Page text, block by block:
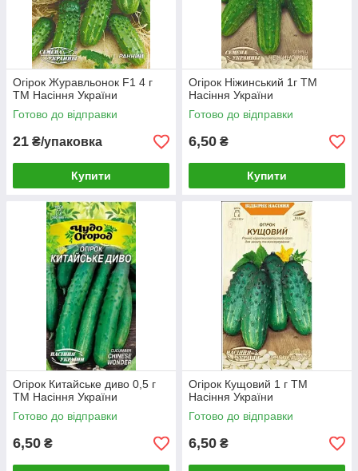
Огірок Журавльонок F1 4 г
ТМ Насіння України
Готово до відправки
21 ₴/упаковка
Купити
Огірок Ніжинський 1г ТМ
Насіння України
Готово до відправки
6,50 ₴
Купити
Огірок Китайське диво 0,5 г
ТМ Насіння України
Готово до відправки
6,50 ₴
Огірок Кущовий 1 г ТМ
Насіння України
Готово до відправки
6,50 ₴